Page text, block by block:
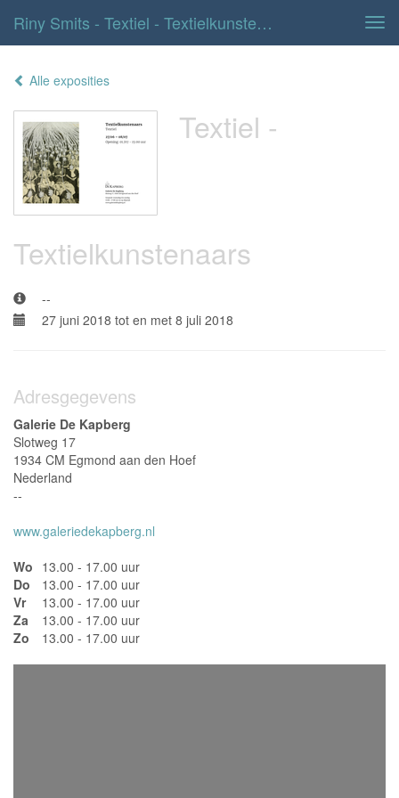
Riny Smits - Textiel - Textielkunstenaars
Alle exposities
Textiel -
Textielkunstenaars
--
27 juni 2018 tot en met 8 juli 2018
Adresgegevens
Galerie De Kapberg
Slotweg 17
1934 CM Egmond aan den Hoef
Nederland
--
www.galeriedekapberg.nl
Wo 13.00 - 17.00 uur
Do
13.00 - 17.00 uur
Vr
13.00 - 17.00 uur
Za
13.00 - 17.00 uur
Zo
13.00 - 17.00 uur